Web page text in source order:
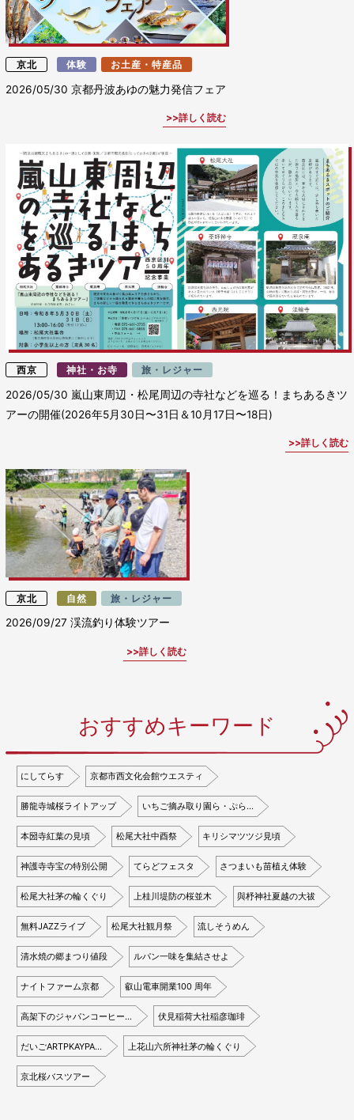
京北 体験 お土産・特産品
2026/05/30京都丹波あゆの魅力発信フェア
詳しく読む
西京 神社・お寺 旅・レジャー
2026/05/30 嵐山東周辺・松尾周辺の寺社などを巡る！まちあるきツ
アーの開催(2026年5月30日〜31日＆10月17日〜18日)
詳しく読む
京北 自然 旅・レジャー
2026/09/27渓流釣り体験ツアー
詳しく読む
おすすめキーワード
にしてらす 京都市西文化会館ウエスティ
勝龍寺城桜ライトアップ いちご摘み取り園ら・ぷら…
本圀寺紅葉の見頃 松尾大社中酉祭 キリシマツツジ見頃
神護寺寺宝の特別公開 てらどフェスタ さつまいも苗植え体験
松尾大社茅の輪くぐり 上桂川堤防の桜並木 與杼神社夏越の大祓
無料JAZZライブ 松尾大社観月祭 流しそうめん
清水焼の郷まつり値段 ルパン一味を集結させよ
ナイトファーム京都 叡山電車開業100 周年
高架下のジャパンコーヒー… 伏見稲荷大社稲彦珈琲
だいごARTPKAYPA… 上花山六所神社茅の輪くぐり
京北桜バスツアー